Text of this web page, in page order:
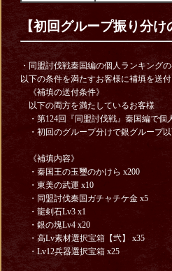
【初回グループ振り分け
・同盟討伐戦秦国編の個人ランキング
以下の条件を満たすお客様に補填を送付
《補填の送付条件》
以下の両方を満たしているお客様
・第124回『同盟討伐戦』秦国編で個
・初回のグループ分けで銀グループ
《補填内容》
・秦国王の玉璽のかけら x200
・東美の武運 x10
・同盟討伐秦国ガチャチケ金 x5
・龍剣石Lv3 x1
・銀の塊Lv4 x20
・高Lv素材選択宝箱【弐】 x35
・Lv12兵器選択宝箱 x25